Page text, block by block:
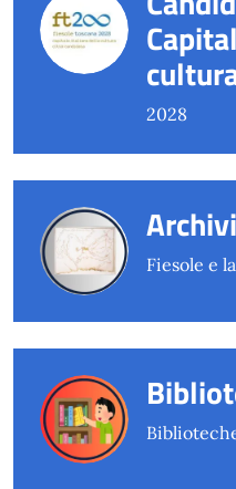
2028
Fiesole e